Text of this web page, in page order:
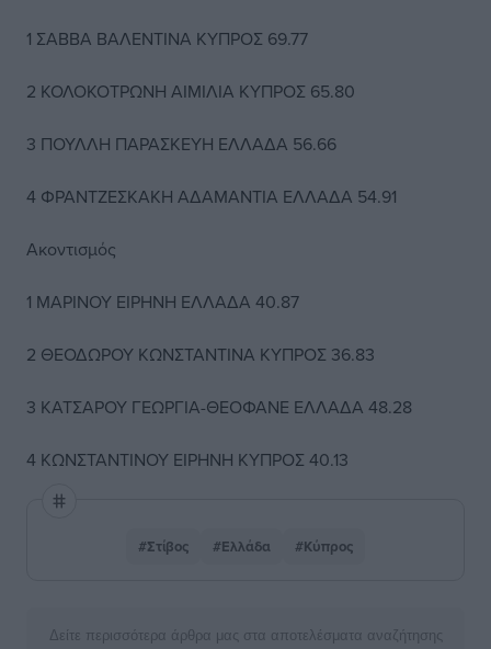
1 ΣΑΒΒΑ ΒΑΛΕΝΤΙΝΑ ΚΥΠΡΟΣ 69.77
2 ΚΟΛΟΚΟΤΡΩΝΗ ΑΙΜΙΛΙΑ ΚΥΠΡΟΣ 65.80
3 ΠΟΥΛΛΗ ΠΑΡΑΣΚΕΥΗ ΕΛΛΑΔΑ 56.66
4 ΦΡΑΝΤΖΕΣΚΑΚΗ ΑΔΑΜΑΝΤΙΑ ΕΛΛΑΔΑ 54.91
Ακοντισμός
1 ΜΑΡΙΝΟΥ ΕΙΡΗΝΗ ΕΛΛΑΔΑ 40.87
2 ΘΕΟΔΩΡΟΥ ΚΩΝΣΤΑΝΤΙΝΑ ΚΥΠΡΟΣ 36.83
3 ΚΑΤΣΑΡΟΥ ΓΕΩΡΓΙΑ-ΘΕΟΦΑΝΕ ΕΛΛΑΔΑ 48.28
4 ΚΩΝΣΤΑΝΤΙΝΟΥ ΕΙΡΗΝΗ ΚΥΠΡΟΣ 40.13
#Στίβος #Ελλάδα #Κύπρος
Δείτε περισσότερα άρθρα μας στα αποτελέσματα αναζήτησης